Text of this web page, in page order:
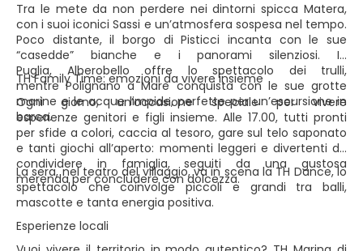
Tra le mete da non perdere nei dintorni spicca Matera,
con i suoi iconici Sassi e un’atmosfera sospesa nel tempo.
Poco distante, il borgo di Pisticci incanta con le sue
“casedde” bianche e i panorami silenziosi. In
Puglia, Alberobello offre lo spettacolo dei trulli,
mentre Polignano a Mare conquista con le sue grotte
marine e le acque limpide, perfette per un’escursione in
barca.
TH Family Time: emozioni da vivere insieme
Ogni giorno, un’occasione speciale per vivere
esperienze genitori e figli insieme. Alle 17.00, tutti pronti
per sfide a colori, caccia al tesoro, gare sul telo saponato
e tanti giochi all’aperto: momenti leggeri e divertenti da
condividere in famiglia, seguiti da una gustosa
merenda per concludere con dolcezza.
La sera, nel teatro del villaggio, va in scena la TH Dance, lo
spettacolo che coinvolge piccoli e grandi tra balli,
mascotte e tanta energia positiva.
Esperienze locali